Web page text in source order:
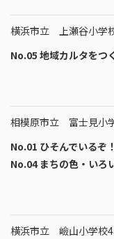
横浜市立 上瀬谷小学
No.05 地域カルタをつ
相模原市立 富士見小
No.01 ひそんでいるぞ
No.04 まちの色・いろ
横浜市立 嶮山小学校